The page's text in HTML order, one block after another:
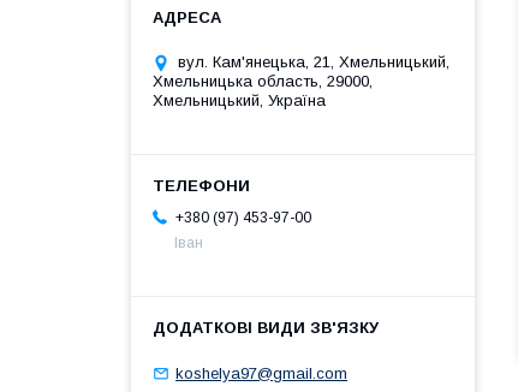
вул. Кам'янецька, 21, Хмельницький,
Хмельницька область, 29000,
Хмельницький, Україна
+380 (97) 453-97-00
Іван
koshelya97@gmail.com